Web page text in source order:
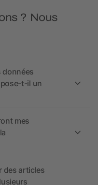
? Nous
données
t-il un
mes
des articles